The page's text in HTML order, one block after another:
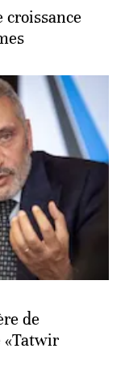
croissance
de
«Tatwir